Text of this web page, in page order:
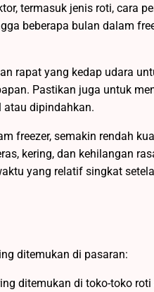
termasuk jenis roti, cara
beberapa bulan dalam
rapat yang kedap udara
Pastikan juga untuk
atau dipindahkan.
freezer, semakin rendah
kering, dan kehilangan
yang relatif singkat
ditemukan di pasaran:
ditemukan di toko-toko